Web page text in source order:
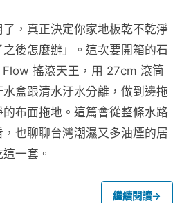
，真正決定你家地板乾不乾淨
後怎麼辦」。這次要開箱的石
搖滾天王，用 27cm 滾筒
盒跟清水汙水分離，做到邊拖
布面拖地。這篇會從整條水路
也聊聊台灣潮濕又多油煙的居
一套。
繼續閱讀→